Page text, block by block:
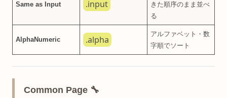
Same as Input .input
きた順序のまま並べ
る
AlphaNumeric .alpha
アルファベット・数
字順でソート
Common Page 🔧